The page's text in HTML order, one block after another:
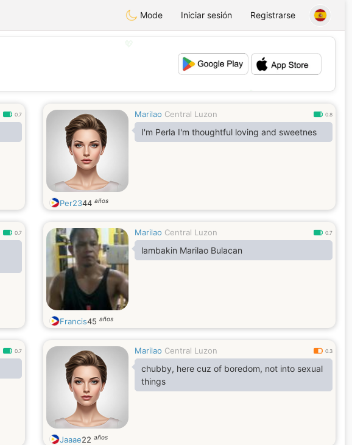
Mode Iniciar sesión Registrarse
💕
0.7 Marilao Central Luzon 0.8
I'm Perla I'm thoughtful loving and sweetnes
Per2344 años
0.7 Marilao Central Luzon 0.7
lambakin Marilao Bulacan
Francis45 años
0.7 Marilao Central Luzon 0.3
chubby, here cuz of boredom, not into sexual
things
Jaaae22 años